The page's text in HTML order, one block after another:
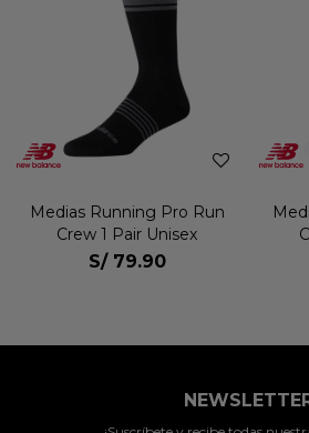
Medias Running Pro Run
Crew 1 Pair Unisex
S/ 79.90